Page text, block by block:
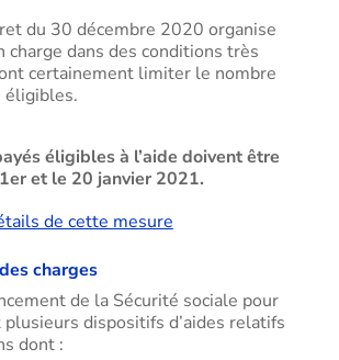
du 30 décembre 2020 organise
charge dans des conditions très
certainement limiter le nombre
éligibles.
éligibles à l’aide doivent être
et le 20 janvier 2021.
de cette mesure
charges
de la Sécurité sociale pour
dispositifs d’aides relatifs
dont :